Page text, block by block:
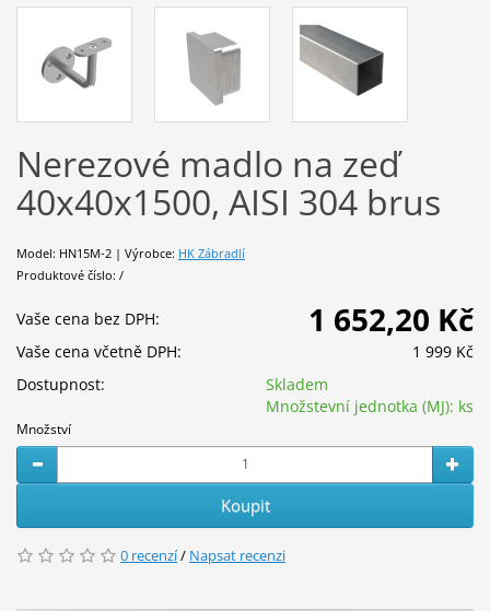
Nerezové madlo na zeď
40x40x1500, AISI 304 brus
Model: HN15M-2 | Výrobce: HK Zábradlí
Produktové číslo: /
Vaše cena bez DPH: 1 652,20 Kč
Vaše cena včetně DPH:
1 999 Kč
Dostupnost:
Skladem
Množstevní jednotka (MJ): ks
Množství
Koupit
0 recenzí/ Napsat recenzi